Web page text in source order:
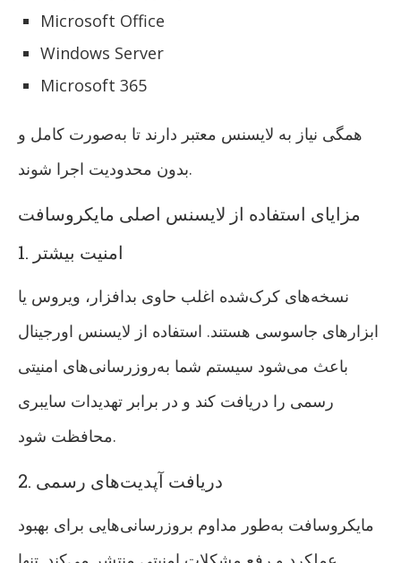
Microsoft Office
Windows Server
Microsoft 365
همگی نیاز به لایسنس معتبر دارند تا به‌صورت کامل و
بدون محدودیت اجرا شوند.
مزایای استفاده از لایسنس اصلی مایکروسافت
1. امنیت بیشتر
نسخه‌های کرک‌شده اغلب حاوی بدافزار، ویروس یا
ابزارهای جاسوسی هستند. استفاده از لایسنس اورجینال
باعث می‌شود سیستم شما به‌روزرسانی‌های امنیتی
رسمی را دریافت کند و در برابر تهدیدات سایبری
محافظت شود.
2. دریافت آپدیت‌های رسمی
مایکروسافت به‌طور مداوم بروزرسانی‌هایی برای بهبود